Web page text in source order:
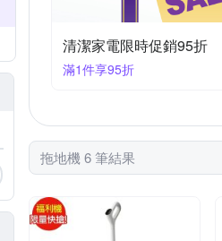
清潔家電限時促銷95折
滿1件享95折
拖地機 6 筆結果